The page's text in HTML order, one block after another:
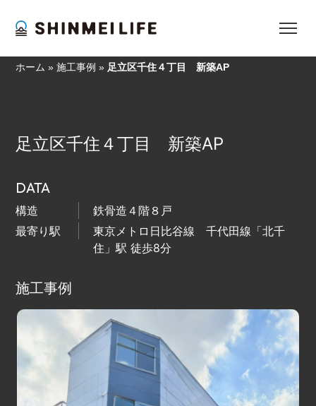
ホーム »施工事例 » 足立区千住４丁目 新築AP
足立区千住４丁目 新築AP
DATA
構造
鉄骨造４階８戸
最寄り駅
東京メトロ日比谷線 千代田線「北千
住」駅 徒歩8分
施工事例